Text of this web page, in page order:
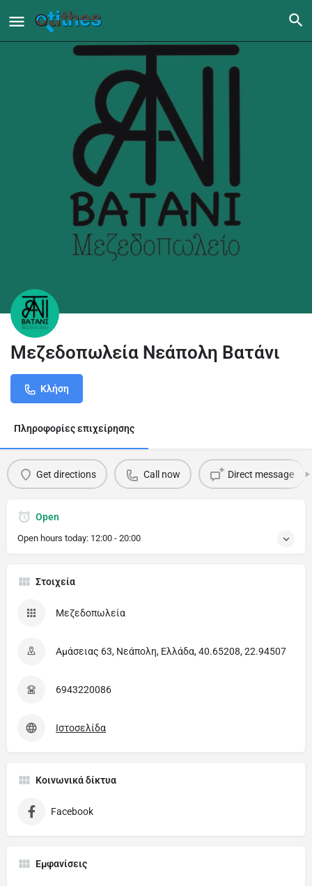
Μεζεδοπωλεία Νεάπολη Βατάνι
Κλήση
Πληροφορίες επιχείρησης
Get directions Call now Direct message
Open
Open hours today: 12:00 - 20:00
Στοιχεία
Μεζεδοπωλεία
Αμάσειας 63, Νεάπολη, Ελλάδα, 40.65208, 22.94507
6943220086
Ιστοσελίδα
Κοινωνικά δίκτυα
Facebook
Εμφανίσεις